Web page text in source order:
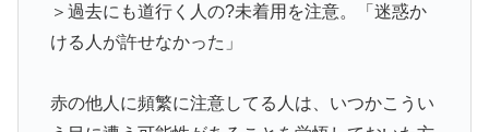
＞過去にも道行く人の?未着用を注意。「迷惑か
ける人が許せなかった」
赤の他人に頻繁に注意してる人は、いつかこうい